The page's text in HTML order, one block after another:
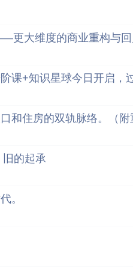
更大维度的商业重构与回
课+知识星球今日开启，
和住房的双轨脉络。（
的起承
。